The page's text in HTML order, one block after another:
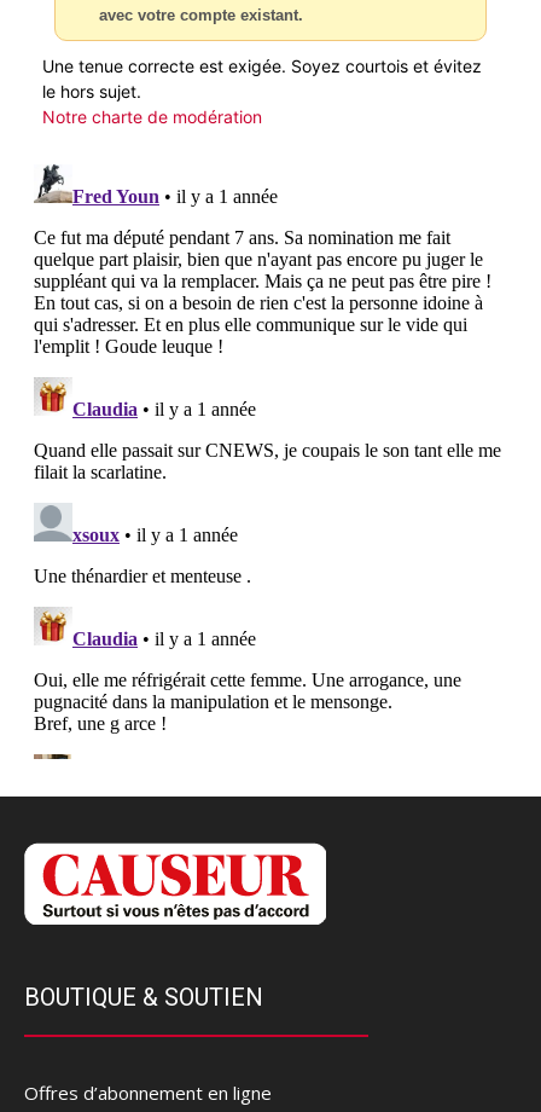
avec votre compte existant.
Une tenue correcte est exigée. Soyez courtois et évitez
le hors sujet.
Notre charte de modération
BOUTIQUE & SOUTIEN
Offres d’abonnement en ligne